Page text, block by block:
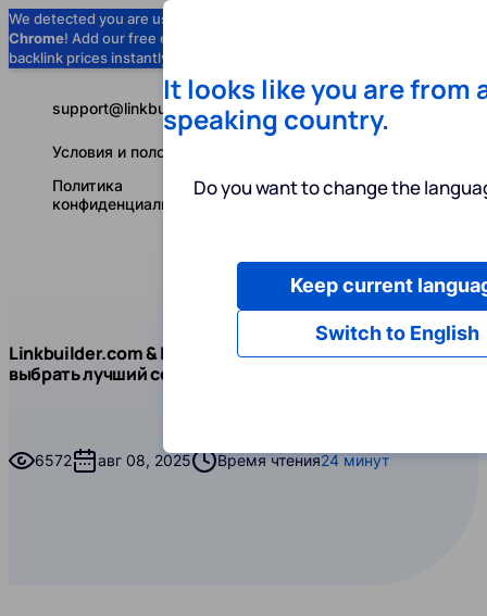
We detected you are using
Chrome! Add our free extension to check
backlink prices instantly as you browse.
Услуги
Русский
support@linkbuilder.com
Условия и положения
Политика
конфиденциальности
Блог
Линкбилдинг
Linkbuilder.com & LinkDetective.pro: как
выбрать лучший софт для ликбилдинга
6572 авг 08, 2025 Время чтения24 минут
It looks like you are from
speaking country.
Do you want to change the
Switch to English
Keep current